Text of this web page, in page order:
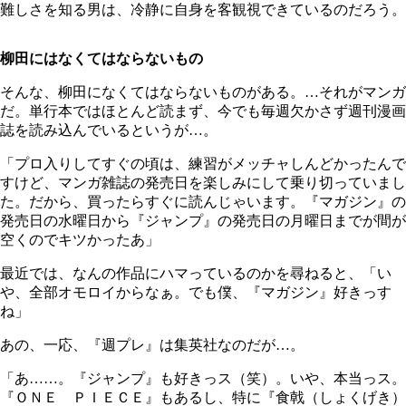
難しさを知る男は、冷静に自身を客観視できているのだろう。
柳田にはなくてはならないもの
そんな、柳田になくてはならないものがある。…それがマンガ
だ。単行本ではほとんど読まず、今でも毎週欠かさず週刊漫画
誌を読み込んでいるというが…。
「プロ入りしてすぐの頃は、練習がメッチャしんどかったんで
すけど、マンガ雑誌の発売日を楽しみにして乗り切っていまし
た。だから、買ったらすぐに読んじゃいます。『マガジン』の
発売日の水曜日から『ジャンプ』の発売日の月曜日までが間が
空くのでキツかったあ」
最近では、なんの作品にハマっているのかを尋ねると、「い
や、全部オモロイからなぁ。でも僕、『マガジン』好きっす
ね」
あの、一応、『週プレ』は集英社なのだが…。
「あ……。『ジャンプ』も好きっス（笑）。いや、本当っス。
『ＯＮＥ ＰＩＥＣＥ』もあるし、特に『食戟（しょくげき）